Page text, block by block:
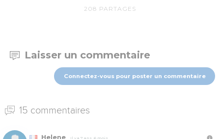
208 PARTAGES
Laisser un commentaire
Connectez-vous pour poster un commentaire
15 commentaires
Helene Il y a 7 ans, 6 mois